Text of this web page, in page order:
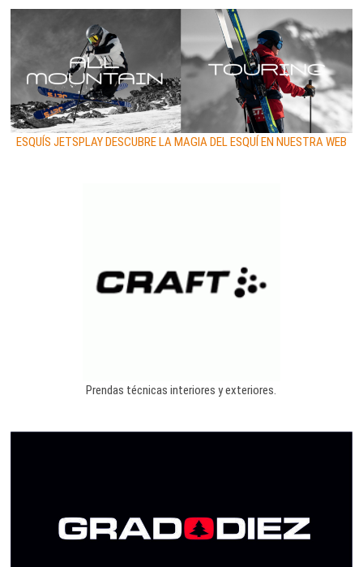
ESQUÍS JETSPLAY DESCUBRE LA MAGIA DEL ESQUÍ EN NUESTRA WEB
Prendas técnicas interiores y exteriores.